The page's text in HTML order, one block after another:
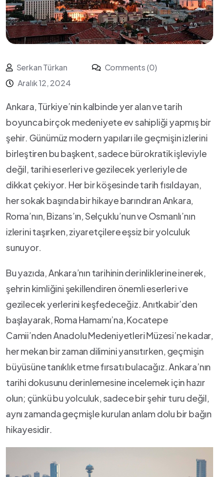
Serkan Türkan
Comments (0)
Aralık 12, 2024
Ankara, ⁣Türkiye’nin kalbinde yer​ alan ⁢ve ‍tarih
boyunca ‌birçok medeniyete ⁤ev sahipliği yapmış bir
şehir. Günümüz modern yapıları ile geçmişin ‍izlerini
birleştiren bu başkent, ⁢sadece bürokratik⁤ işleviyle
değil, tarihi‍ eserleri ve ⁣gezilecek yerleriyle de
dikkat çekiyor. Her bir köşesinde tarih fısıldayan,‌
her sokak başında ⁤bir⁢ hikaye barındıran Ankara,
Roma’nın, ​Bizans’ın, ​Selçuklu’nun ve Osmanlı’nın
izlerini taşırken,⁣ ziyaretçilere eşsiz bir yolculuk
sunuyor.
Bu​ yazıda, Ankara’nın tarihinin⁢ derinliklerine inerek, ​
şehrin kimliğini şekillendiren önemli⁣ eserleri⁣ ve
gezilecek yerlerini keşfedeceğiz. Anıtkabir’den
başlayarak, Roma Hamamı’na,⁣ Kocatepe
Camii’nden Anadolu ⁢Medeniyetleri Müzesi’ne ​kadar,
her mekan bir‍ zaman ‍dilimini yansıtırken,‌ geçmişin
büyüsüne​ tanıklık⁤ etme ⁤fırsatı bulacağız. Ankara’nın
‍tarihi dokusunu derinlemesine incelemek için hazır
⁢olun; çünkü bu ⁢yolculuk, ‍sadece bir ⁤şehir turu değil,
aynı zamanda geçmişle​ kurulan anlam dolu bir ‌bağın
hikayesidir.